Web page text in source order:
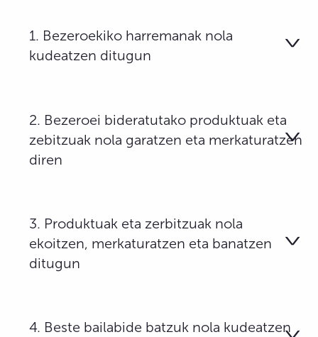
1. Bezeroekiko harremanak nola
kudeatzen ditugun
2. Bezeroei bideratutako produktuak eta
zebitzuak nola garatzen eta merkaturatzen
diren
3. Produktuak eta zerbitzuak nola
ekoitzen, merkaturatzen eta banatzen
ditugun
4. Beste bailabide batzuk nola kudeatzen